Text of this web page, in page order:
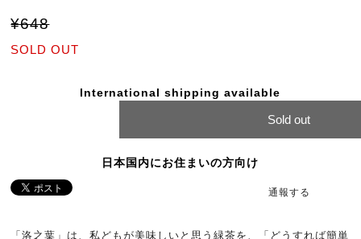
¥648
SOLD OUT
International shipping available
Sold out
日本国内にお住まいの方向け
通報する
「洛之葉」は、私どもが美味しいと思う緑茶を、「どうすれば簡単